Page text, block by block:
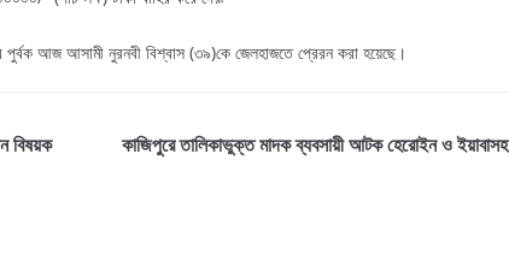
আজ আসামী নুরনবী বিশ্বাস (৩৯)কে জেলহাজতে প্রেরন করা হয়েছে।
বিষয়ক
কাজিপুরে তালিকাভুক্ত মাদক ব্যবসায়ী আটক হেরোইন ও ইয়াবাসহ